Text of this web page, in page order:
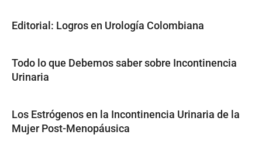
Editorial: Logros en Urología Colombiana
Todo lo que Debemos saber sobre Incontinencia
Urinaria
Los Estrógenos en la Incontinencia Urinaria de la
Mujer Post-Menopáusica